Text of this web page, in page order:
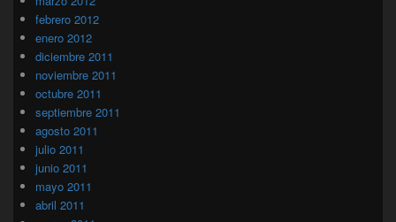
febrero 2012
enero 2012
diciembre 2011
noviembre 2011
octubre 2011
septiembre 2011
agosto 2011
julio 2011
junio 2011
mayo 2011
abril 2011